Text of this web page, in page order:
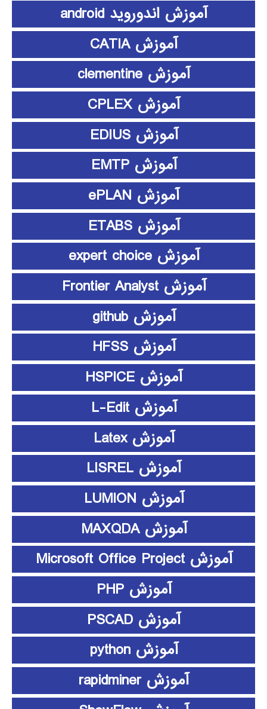
آموزش اندوروید android
آموزش CATIA
آموزش clementine
آموزش CPLEX
آموزش EDIUS
آموزش EMTP
آموزش ePLAN
آموزش ETABS
آموزش expert choice
آموزش Frontier Analyst
آموزش github
آموزش HFSS
آموزش HSPICE
آموزش L-Edit
آموزش Latex
آموزش LISREL
آموزش LUMION
آموزش MAXQDA
آموزش Microsoft Office Project
آموزش PHP
آموزش PSCAD
آموزش python
آموزش rapidminer